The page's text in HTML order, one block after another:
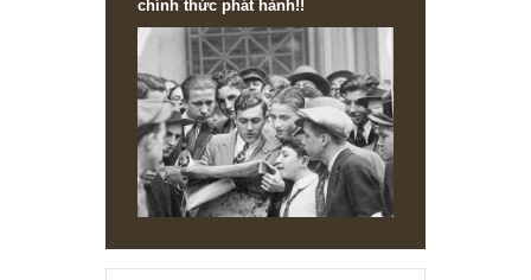
Có thể chúng tôi sai lắm chứ! Chúng ta cùng đợi thời gian
trả lời xem sao. Nhưng trước khi đưa ra quan điểm, tất
chúng tôi không chủ quan (subjective) mà phải tham khảo
số liệu & phân tích kĩ trước rồi anh nhé.
Kể từ tháng 08 năm 2019 chúng tôi đã phân tích gần như
toàn bộ 30 mã ngành KCN, một số case sâu, một số case
chỉ lướt qua, nhưng hầu như chúng tôi đều lưu lại dữ liệu.
S.A.F.E